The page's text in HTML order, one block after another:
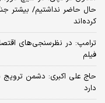
حال حاضر نداشتیم/ بیشتر
کرده‌اند
فیلم
حاج علی اکبری: دشمن ترویج
دارد